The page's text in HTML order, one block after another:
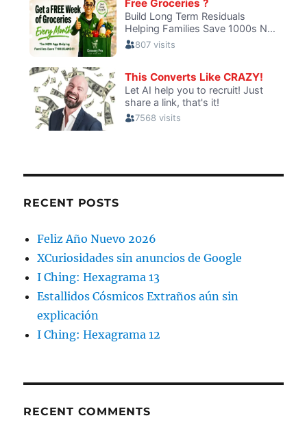
RECENT POSTS
Feliz Año Nuevo 2026
XCuriosidades sin anuncios de Google
I Ching: Hexagrama 13
Estallidos Cósmicos Extraños aún sin
explicación
I Ching: Hexagrama 12
RECENT COMMENTS